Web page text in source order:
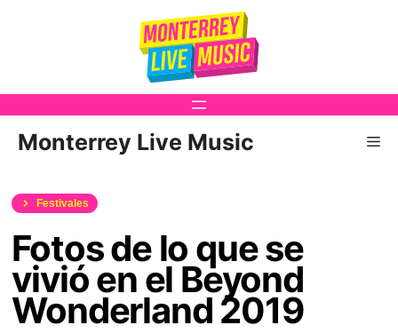
Monterrey Live Music
Festivales
Fotos de lo que se
vivió en el Beyond
Wonderland 2019